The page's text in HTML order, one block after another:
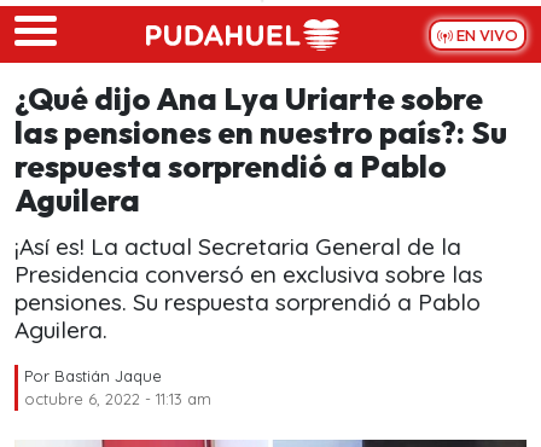
Skip to main content
EN VIVO
¿Qué dijo Ana Lya Uriarte sobre
las pensiones en nuestro país?: Su
respuesta sorprendió a Pablo
Aguilera
¡Así es! La actual Secretaria General de la
Presidencia conversó en exclusiva sobre las
pensiones. Su respuesta sorprendió a Pablo
Aguilera.
Por Bastián Jaque
octubre 6, 2022 - 11:13 am